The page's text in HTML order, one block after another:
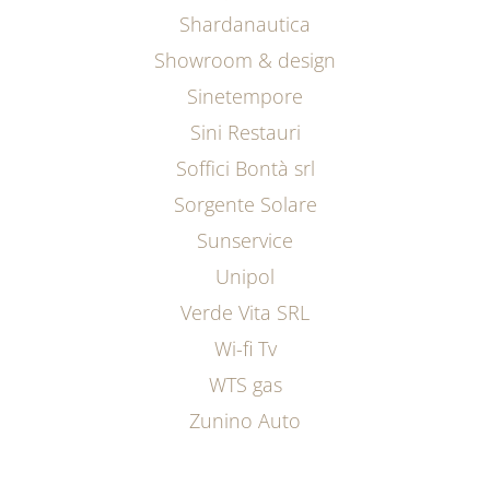
Shardanautica
Showroom & design
Sinetempore
Sini Restauri
Soffici Bontà srl
Sorgente Solare
Sunservice
Unipol
Verde Vita SRL
Wi-fi Tv
WTS gas
Zunino Auto